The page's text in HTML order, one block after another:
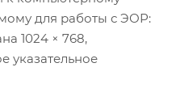
для работы с ЭОР:
1024 × 768,
указательное